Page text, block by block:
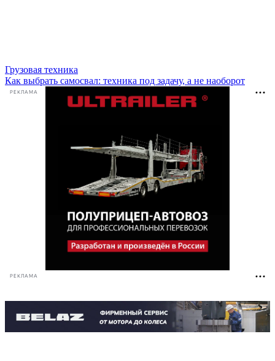
Грузовая техника
Как выбрать самосвал: техника под задачу, а не наоборот
РЕКЛАМА
РЕКЛАМА